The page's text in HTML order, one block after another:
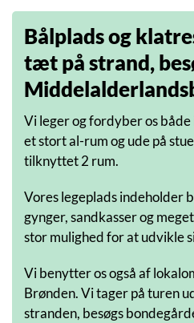
Bålplads og
tæt på strand,
Vi leger og fordyber os både
et stort al-rum og ude på
tilknyttet 2 rum.
Vores legeplads indeholder
gynger, sandkasser og
stor mulighed for at udvikle
Vi benytter os også af
Brønden. Vi tager på turen
stranden, besøgs